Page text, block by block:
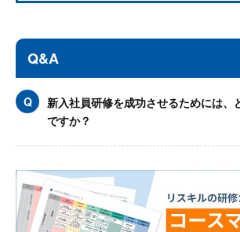
Q&A
新入社員研修を成功させるためには、
ですか？